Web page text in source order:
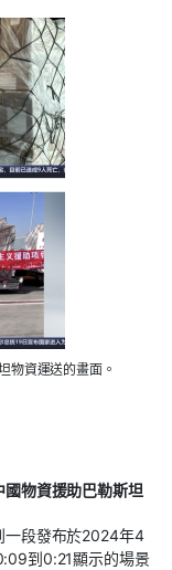
物資運送的畫面。
物資援助巴勒斯坦
一段發布於2024年4
到0:21顯示的場景